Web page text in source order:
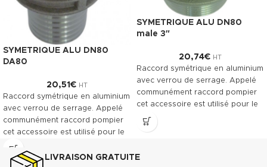
SYMETRIQUE ALU DN80
DA80
20,51 € HT
Raccord symétrique en aluminium
avec verrou de serrage. Appelé
communément raccord pompier
cet accessoire est utilisé pour le
raccordement des tuyaux
souples.
SYMETRIQUE ALU DN80
male 3″
20,74€ HT
Raccord symétrique en aluminium
avec verrou de serrage. Appelé
communément raccord pompier
cet accessoire est utilisé pour le
raccordement des tuyaux
LIVRAISON GRATUITE